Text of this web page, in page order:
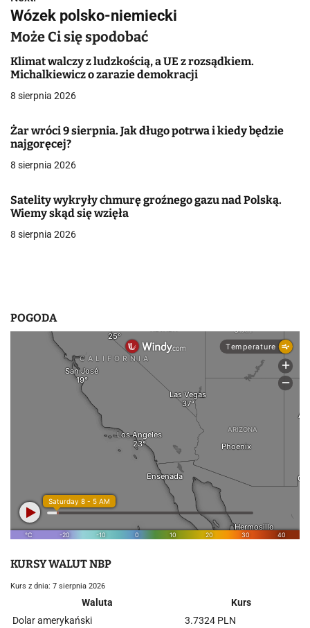
w
i
g
a
c
j
w
p
Wózek polsko-niemiecki
Może Ci się spodobać
Klimat walczy z ludzkością, a UE z rozsądkiem.
Michalkiewicz o zarazie demokracji
8 sierpnia 2026
Żar wróci 9 sierpnia. Jak długo potrwa i kiedy będzie
najgoręcej?
8 sierpnia 2026
Satelity wykryły chmurę groźnego gazu nad Polską.
Wiemy skąd się wzięła
8 sierpnia 2026
POGODA
KURSY WALUT NBP
Kurs z dnia: 7 sierpnia 2026
Waluta
Kurs
Dolar amerykański
3.7324 PLN